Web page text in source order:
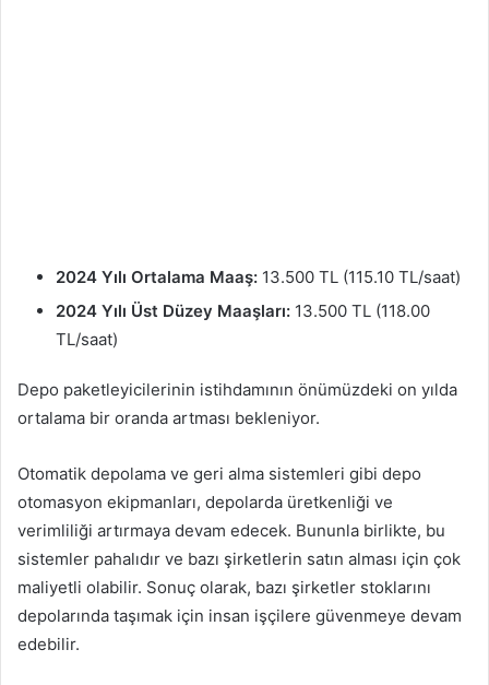
2024 Yılı Ortalama Maaş: 13.500 TL (115.10 TL/saat)
2024 Yılı Üst Düzey Maaşları: 13.500 TL (118.00
TL/saat)
Depo paketleyicilerinin istihdamının önümüzdeki on yılda
ortalama bir oranda artması bekleniyor.
Otomatik depolama ve geri alma sistemleri gibi depo
otomasyon ekipmanları, depolarda üretkenliği ve
verimliliği artırmaya devam edecek. Bununla birlikte, bu
sistemler pahalıdır ve bazı şirketlerin satın alması için çok
maliyetli olabilir. Sonuç olarak, bazı şirketler stoklarını
depolarında taşımak için insan işçilere güvenmeye devam
edebilir.